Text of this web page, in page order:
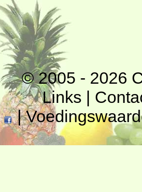
© 2005 - 2026
Links |
|